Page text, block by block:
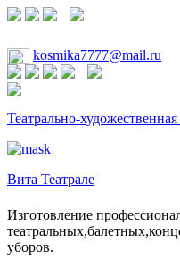
kosmika7777@mail.ru
Театрально-художественная
Вита Театрале
Изготовление
уборов.